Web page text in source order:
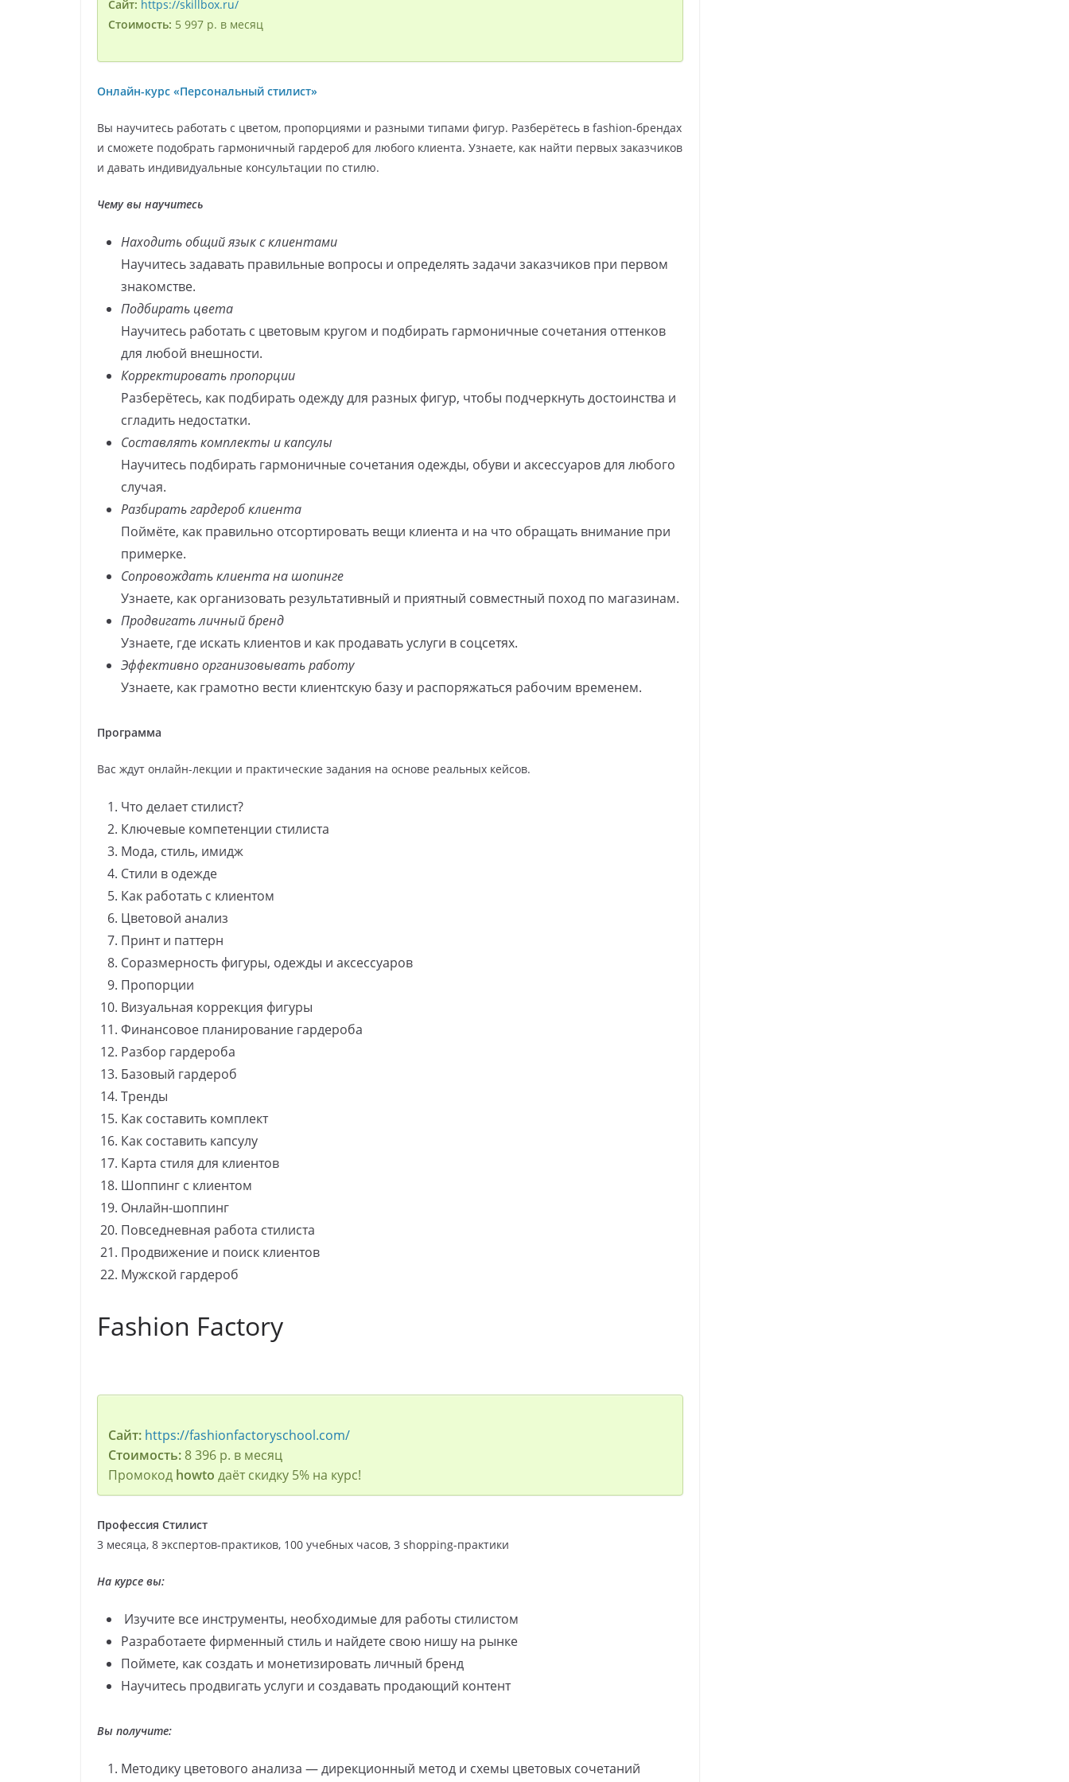
Сайт: https://skillbox.ru/
Стоимость: 5 997 р. в месяц
Онлайн-курс «Персональный стилист»
Вы научитесь работать с цветом, пропорциями и разными типами фигур. Разберётесь в fashion-брендах
и сможете подобрать гармоничный гардероб для любого клиента. Узнаете, как найти первых заказчиков
и давать индивидуальные консультации по стилю.
Чему вы научитесь
Находить общий язык с клиентами
Научитесь задавать правильные вопросы и определять задачи заказчиков при первом
знакомстве.
Подбирать цвета
Научитесь работать с цветовым кругом и подбирать гармоничные сочетания оттенков
для любой внешности.
Корректировать пропорции
Разберётесь, как подбирать одежду для разных фигур, чтобы подчеркнуть достоинства и
сгладить недостатки.
Составлять комплекты и капсулы
Научитесь подбирать гармоничные сочетания одежды, обуви и аксессуаров для любого
случая.
Разбирать гардероб клиента
Поймёте, как правильно отсортировать вещи клиента и на что обращать внимание при
примерке.
Сопровождать клиента на шопинге
Узнаете, как организовать результативный и приятный совместный поход по магазинам.
Продвигать личный бренд
Узнаете, где искать клиентов и как продавать услуги в соцсетях.
Эффективно организовывать работу
Узнаете, как грамотно вести клиентскую базу и распоряжаться рабочим временем.
Программа
Вас ждут онлайн-лекции и практические задания на основе реальных кейсов.
Что делает стилист?
Ключевые компетенции стилиста
Мода, стиль, имидж
Стили в одежде
Как работать с клиентом
Цветовой анализ
Принт и паттерн
Соразмерность фигуры, одежды и аксессуаров
Пропорции
Визуальная коррекция фигуры
Финансовое планирование гардероба
Разбор гардероба
Базовый гардероб
Тренды
Как составить комплект
Как составить капсулу
Карта стиля для клиентов
Шоппинг с клиентом
Онлайн-шоппинг
Повседневная работа стилиста
Продвижение и поиск клиентов
Мужской гардероб
Fashion Factory
Сайт: https://fashionfactoryschool.com/
Стоимость:8 396 р. в месяц
Промокод howto даёт скидку 5% на курс!
Профессия Стилист
3 месяца, 8 экспертов-практиков, 100 учебных часов, 3 shopping-практики
На курсе вы:
Изучите все инструменты, необходимые для работы стилистом
Разработаете фирменный стиль и найдете свою нишу на рынке
Поймете, как создать и монетизировать личный бренд
Научитесь продвигать услуги и создавать продающий контент
Вы получите:
Методику цветового анализа — дирекционный метод и схемы цветовых сочетаний